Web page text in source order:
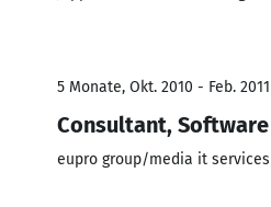
5 Monate, Okt. 2010 - Feb. 2011
Consultant,
eupro group/media it